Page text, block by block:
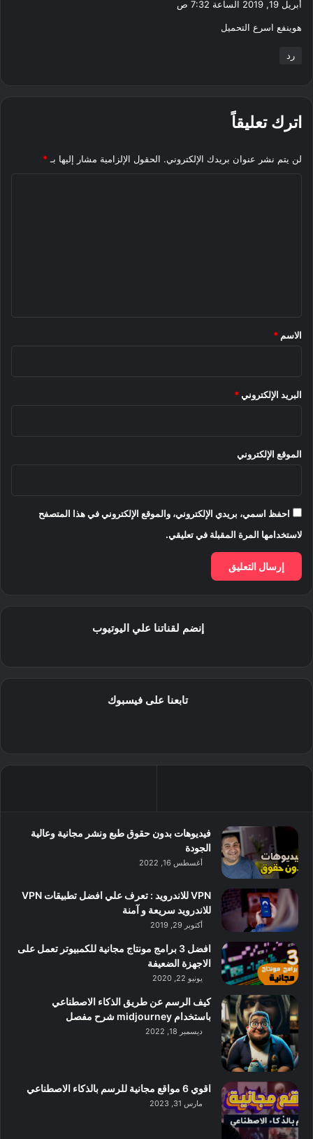
ل
أبريل 19, 2019 الساعة 7:32 ص
هوينفع اسرع التحميل
رد
اترك تعليقاً
لن يتم نشر عنوان بريدك الإلكتروني. الحقول الإلزامية مشار إليها بـ *
*
الاسم *
البريد الإلكتروني *
الموقع الإلكتروني
احفظ اسمي، بريدي الإلكتروني، والموقع الإلكتروني في هذا المتصفح
لاستخدامها المرة المقبلة في تعليقي.
إنضم لقناتنا علي اليوتيوب
تابعنا على فيسبوك
فيديوهات بدون حقوق طبع ونشر مجانية وعالية
الجودة
أغسطس 16, 2022
VPN للاندرويد : تعرف علي افضل تطبيقات VPN
للاندرويد سريعة و آمنة
أكتوبر 29, 2019
افضل 3 برامج مونتاج مجانية للكمبيوتر تعمل على
الاجهزة الضعيفة
يونيو 22, 2020
كيف الرسم عن طريق الذكاء الاصطناعي
باستخدام midjourney شرح مفصل
ديسمبر 18, 2022
اقوي 6 مواقع مجانية للرسم بالذكاء الاصطناعي
مارس 31, 2023